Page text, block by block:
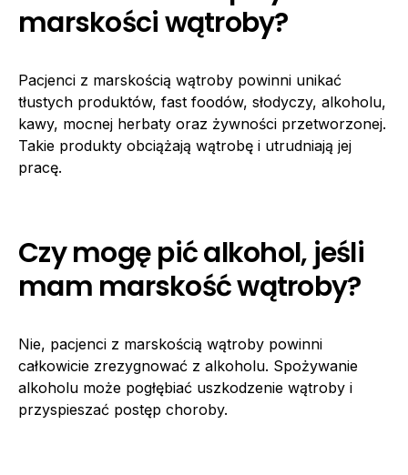
marskości wątroby?
Pacjenci z marskością wątroby powinni unikać
tłustych produktów, fast foodów, słodyczy, alkoholu,
kawy, mocnej herbaty oraz żywności przetworzonej.
Takie produkty obciążają wątrobę i utrudniają jej
pracę.
Czy mogę pić alkohol, jeśli
mam marskość wątroby?
Nie, pacjenci z marskością wątroby powinni
całkowicie zrezygnować z alkoholu. Spożywanie
alkoholu może pogłębiać uszkodzenie wątroby i
przyspieszać postęp choroby.